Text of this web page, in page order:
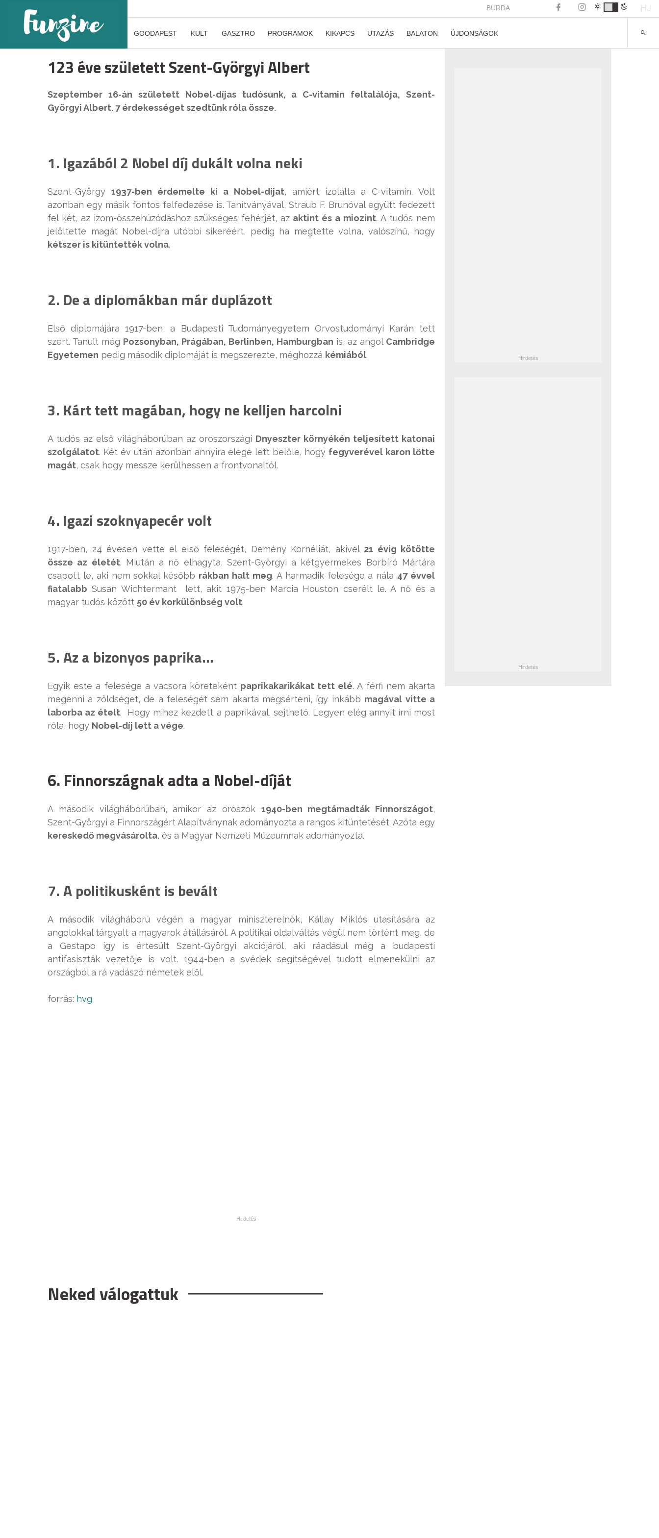
BURDA HU
GOODAPEST KULT GASZTRO PROGRAMOK KIKAPCS UTAZÁS BALATON ÚJDONSÁGOK
123 éve született Szent-Györgyi Albert
Szeptember 16-án született Nobel-díjas tudósunk, a C-vitamin feltalálója, Szent-
Györgyi Albert. 7 érdekességet szedtünk róla össze.
1. Igazából 2 Nobel díj dukált volna neki
Szent-György 1937-ben érdemelte ki a Nobel-díjat, amiért izolálta a C-vitamin. Volt
azonban egy másik fontos felfedezése is. Tanítványával, Straub F. Brunóval együtt fedezett
fel két, az izom-összehúzódáshoz szükséges fehérjét, az aktint és a miozint. A tudós nem
jelöltette magát Nobel-díjra utóbbi sikeréért, pedig ha megtette volna, valószínű, hogy
kétszer is kitüntették volna.
2. De a diplomákban már duplázott
Első diplomájára 1917-ben, a Budapesti Tudományegyetem Orvostudományi Karán tett
szert. Tanult még Pozsonyban, Prágában, Berlinben, Hamburgban is, az angol Cambridge
Egyetemen pedig második diplomáját is megszerezte, méghozzá kémiából.
3. Kárt tett magában, hogy ne kelljen harcolni
A tudós az első világháborúban az oroszországi Dnyeszter környékén teljesített katonai
szolgálatot. Két év után azonban annyira elege lett belőle, hogy fegyverével karon lőtte
magát, csak hogy messze kerülhessen a frontvonaltól.
4. Igazi szoknyapecér volt
1917-ben, 24 évesen vette el első feleségét, Demény Kornéliát, akivel 21 évig kötötte
össze az életét. Miután a nő elhagyta, Szent-Györgyi a kétgyermekes Borbíró Mártára
csapott le, aki nem sokkal később rákban halt meg. A harmadik felesége a nála 47 évvel
fiatalabb Susan Wichtermant lett, akit 1975-ben Marcia Houston cserélt le. A nő és a
magyar tudós között 50 év korkülönbség volt.
5. Az a bizonyos paprika…
Egyik este a felesége a vacsora köreteként paprikakarikákat tett elé. A férfi nem akarta
megenni a zöldséget, de a feleségét sem akarta megsérteni, így inkább magával vitte a
laborba az ételt. Hogy mihez kezdett a paprikával, sejthető. Legyen elég annyit írni most
róla, hogy Nobel-díj lett a vége.
6. Finnországnak adta a Nobel-díját
A második világháborúban, amikor az oroszok 1940-ben megtámadták Finnországot,
Szent-Györgyi a Finnországért Alapítványnak adományozta a rangos kitüntetését. Azóta egy
kereskedő megvásárolta, és a Magyar Nemzeti Múzeumnak adományozta.
7. A politikusként is bevált
A második világháború végén a magyar miniszterelnök, Kállay Miklós utasítására az
angolokkal tárgyalt a magyarok átállásáról. A politikai oldalváltás végül nem történt meg, de
a Gestapo így is értesült Szent-Györgyi akciójáról, aki ráadásul még a budapesti
antifasiszták vezetője is volt. 1944-ben a svédek segítségével tudott elmenekülni az
országból a rá vadászó németek elől.
forrás: hvg
Neked válogattuk